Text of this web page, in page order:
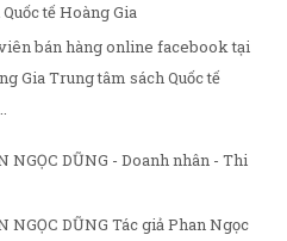
tế Hoàng Gia
bán hàng online facebook tại
Gia Trung tâm sách Quốc tế
NGỌC DŨNG - Doanh nhân - Thi
NGỌC DŨNG Tác giả Phan Ngọc